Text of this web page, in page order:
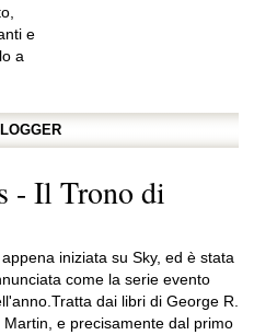
e
a
- Il Trono di
appena iniziata su Sky, ed è stata
come la serie evento
dai libri di George R.
Martin, e precisamente dal primo